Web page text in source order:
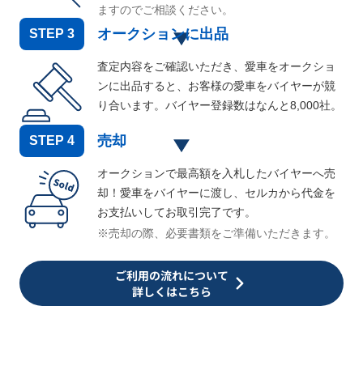
ますのでご相談ください。
STEP 3 オークションに出品
査定内容をご確認いただき、愛車をオークショ
ンに出品すると、お客様の愛車をバイヤーが競
り合います。バイヤー登録数はなんと8,000社。
STEP 4 売却
オークションで最高額を入札したバイヤーへ売
却！愛車をバイヤーに渡し、セルカから代金を
お支払いしてお取引完了です。
※売却の際、必要書類をご準備いただきます。
ご利用の流れについて
詳しくはこちら